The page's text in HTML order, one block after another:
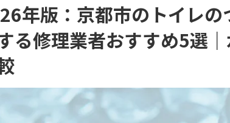
年版：京都市のトイレ
る修理業者おすすめ5選